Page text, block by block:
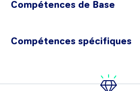
Compétences de Base
Compétences spécifiques